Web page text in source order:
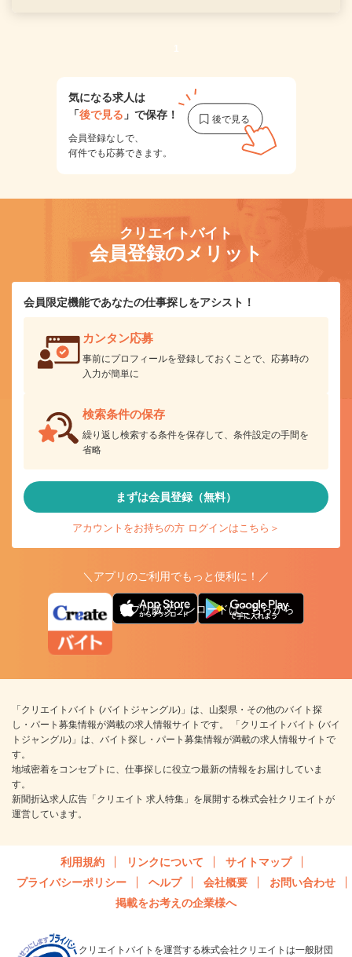
1
気になる求人は
「後で見る 」で保存！
会員登録なしで、
何件でも応募できます。
クリエイトバイト
会員登録のメリット
会員限定機能であなたの仕事探しをアシスト！
カンタン応募
事前にプロフィールを登録しておくことで、応募時の
入力が簡単に
検索条件の保存
繰り返し検索する条件を保存して、条件設定の手間を
省略
まずは会員登録（無料）
アカウントをお持ちの方 ログインはこちら＞
＼アプリのご利用でもっと便利に！／
アプリ版ダウンロードはこちらから
「クリエイトバイト (バイトジャングル)」は、山梨県・その他のバイト探
し・パート募集情報が満載の求人情報サイトです。 「クリエイトバイト (バイ
トジャングル)」は、バイト探し・パート募集情報が満載の求人情報サイトで
す。
地域密着をコンセプトに、仕事探しに役立つ最新の情報をお届けしていま
す。
新聞折込求人広告「クリエイト 求人特集」を展開する株式会社クリエイトが
運営しています。
利用規約 リンクについて
サイトマップ
プライバシーポリシー
ヘルプ 会社概要
お問い合わせ
掲載をお考えの企業様へ
クリエイトバイトを運営する株式会社クリエイトは一般財団